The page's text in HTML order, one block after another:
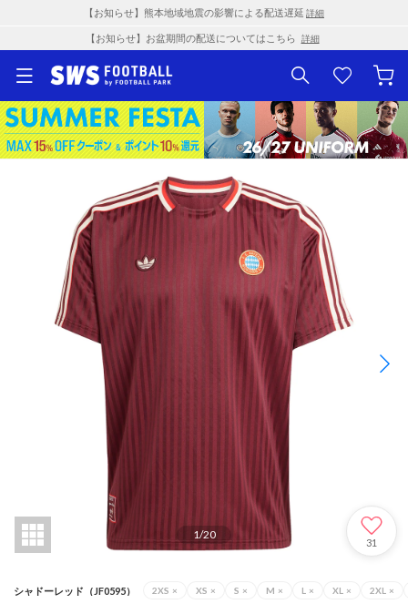
【お知らせ】熊本地域地震の影響による配送遅延 詳細
【お知らせ】お盆期間の配送についてはこちら 詳細
1/20
31
シャドーレッド（JF0595） 2XS × XS × S × M × L × XL × 2XL ×